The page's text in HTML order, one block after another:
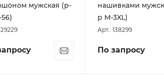
мужская (р-
нашивками
р M-3XL)
Арт.: 138299
По запросу